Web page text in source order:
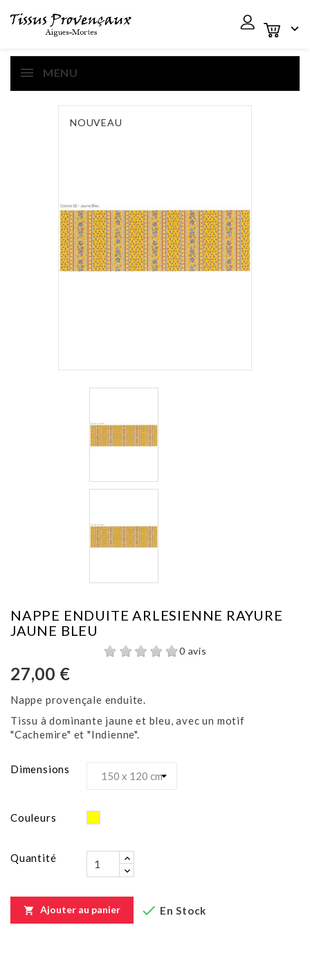

MENU
NOUVEAU
NAPPE ENDUITE ARLESIENNE RAYURE
JAUNE BLEU
0 avis
27,00 €
Nappe provençale enduite.
Tissu à dominante jaune et bleu, avec un motif
"Cachemire" et "Indienne".
Dimensions
Couleurs Jaune
Quantité
 Ajouter au panier  En Stock